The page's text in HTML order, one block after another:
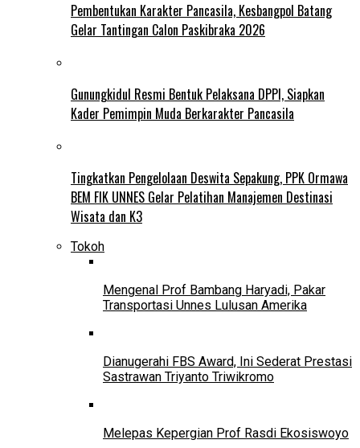
Pembentukan Karakter Pancasila, Kesbangpol Batang
Gelar Tantingan Calon Paskibraka 2026
Gunungkidul Resmi Bentuk Pelaksana DPPI, Siapkan
Kader Pemimpin Muda Berkarakter Pancasila
Tingkatkan Pengelolaan Deswita Sepakung, PPK Ormawa
BEM FIK UNNES Gelar Pelatihan Manajemen Destinasi
Wisata dan K3
Tokoh
Mengenal Prof Bambang Haryadi, Pakar
Transportasi Unnes Lulusan Amerika
Dianugerahi FBS Award, Ini Sederat Prestasi
Sastrawan Triyanto Triwikromo
Melepas Kepergian Prof Rasdi Ekosiswoyo